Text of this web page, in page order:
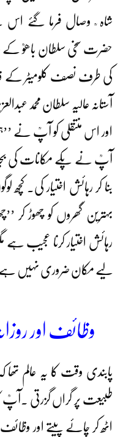
شاہ ؒ وصال فرما گئے
حضرت سخی سلطان باھوؒ کے
کی طرف نصف کلومیٹر کے
آستانہ عالیہ سلطان محمد
اور اس منتقلی کو آپؒ نے
آپؒ نے پکے مکانات کی
بنا کر رہائش اختیار کی۔
بہترین گھروں کو چھوڑ کر
رہائش اختیار کرنا عجیب ہے
لیے مکان ضروری نہیں
وظائف اور
پابندی وقت کا یہ عالم تھا
طبیعت پر گراں گزرتی ۔آپؒ
اٹھ کر چائے پیتے اور وظائف